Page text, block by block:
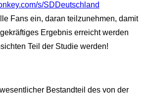
s/SDDeutschland
Fans ein, daran teilzunehmen, damit
Ergebnis erreicht werden
Teil der Studie werden!
Bestandteil des von der